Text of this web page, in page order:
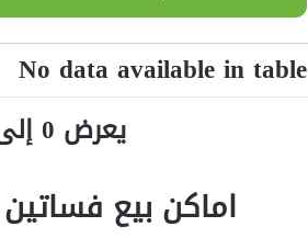
No data available in table
يعرض 0 إلى 0 من أصل 0 سجلّ
اماكن بيع